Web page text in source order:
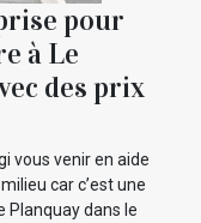
pour
à Le
des prix
vous venir en aide
car c’est une
Planquay dans le